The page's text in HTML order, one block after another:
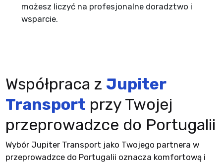
możesz liczyć na profesjonalne doradztwo i
wsparcie.
Współpraca z Jupiter
Transport przy Twojej
przeprowadzce do Portugalii
Wybór Jupiter Transport jako Twojego partnera w
przeprowadzce do Portugalii oznacza komfortową i